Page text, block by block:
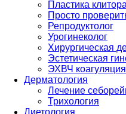
Пластика клитора
Просто
Репродуктолог
Урогинеколог
Хирургическая
Эстетическая
ЭХВЧ
Дерматология
Лечение
Трихология